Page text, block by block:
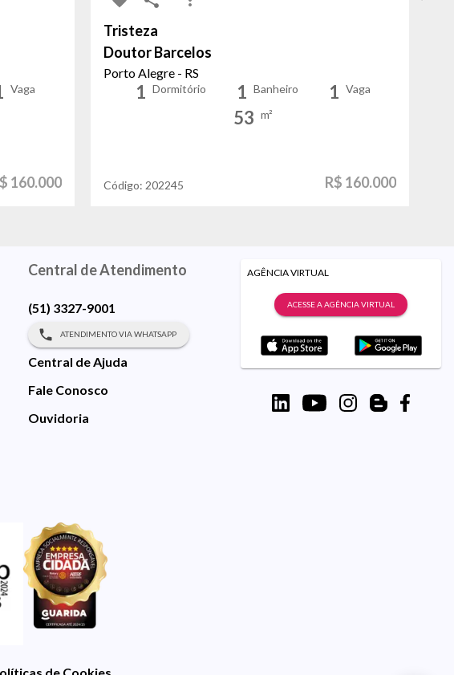
Vaga
160.000
Tristeza
Doutor Barcelos
Porto Alegre - RS
1 Dormitório 1 Banheiro 1 Vaga
53 m²
Código: 202245 R$ 160.000
Central de Atendimento
(51) 3327-9001
ATENDIMENTO VIA WHATSAPP
Central de Ajuda
Fale Conosco
Ouvidoria
AGÊNCIA VIRTUAL
ACESSE A AGÊNCIA VIRTUAL
de Cookies